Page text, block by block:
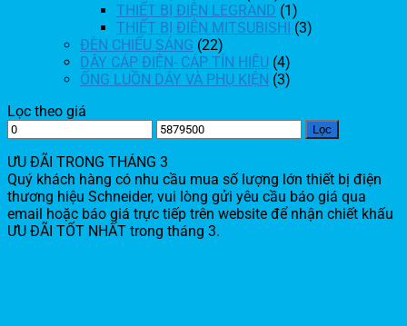
THIẾT BỊ ĐIỆN LEGRAND (1)
THIẾT BỊ ĐIỆN MITSUBISHI (3)
ĐÈN CHIẾU SÁNG (22)
DÂY CÁP ĐIỆN- CÁP TÍN HIỆU (4)
ỐNG LUỒN DÂY VÀ PHỤ KIỆN (3)
Lọc theo giá
Lọc
ƯU ĐÃI TRONG THÁNG 3
Quý khách hàng có nhu cầu mua số lượng lớn thiết bị điện
thương hiệu Schneider, vui lòng gửi yêu cầu báo giá qua
email hoặc báo giá trực tiếp trên website để nhận chiết khấu
ƯU ĐÃI TỐT NHẤT trong tháng 3.